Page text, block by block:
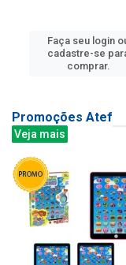
Faça seu login
cadastre-se
comprar.
Promoções Atef
Veja mais